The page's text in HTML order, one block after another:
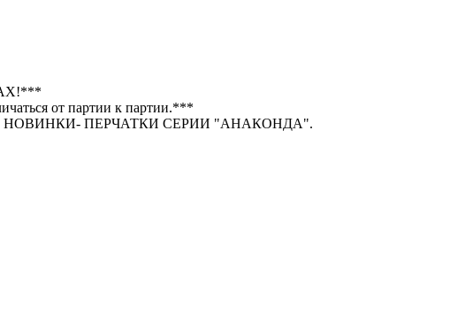
от партии к партии.***
ПЕРЧАТКИ СЕРИИ "АНАКОНДА".